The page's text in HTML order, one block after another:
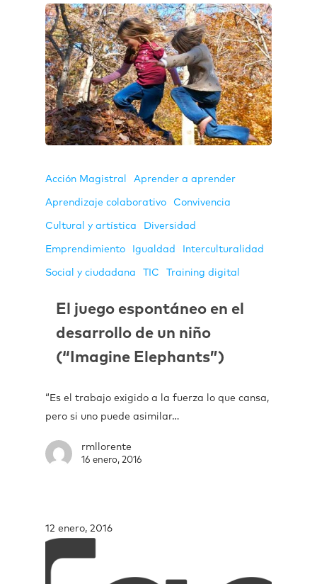
Acción Magistral Aprender a aprender
Aprendizaje colaborativo Convivencia
Cultural y artística Diversidad
Emprendimiento Igualdad Interculturalidad
Social y ciudadana TIC Training digital
El juego espontáneo en el
desarrollo de un niño
(“Imagine Elephants”)
“Es el trabajo exigido a la fuerza lo que cansa,
pero si uno puede asimilar…
rmllorente
16 enero, 2016
12 enero, 2016